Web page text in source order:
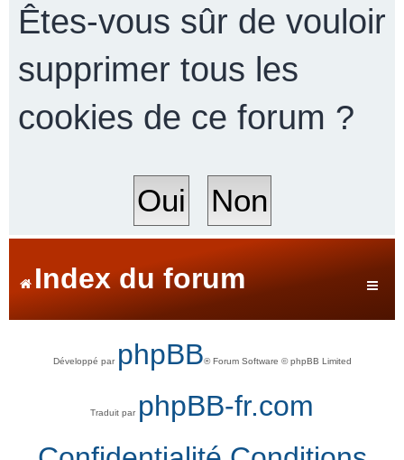
h
e
Êtes-vous sûr de vouloir
supprimer tous les
cookies de ce forum ?
Index du forum
Développé par phpBB® Forum Software © phpBB Limited
Traduit par phpBB-fr.com